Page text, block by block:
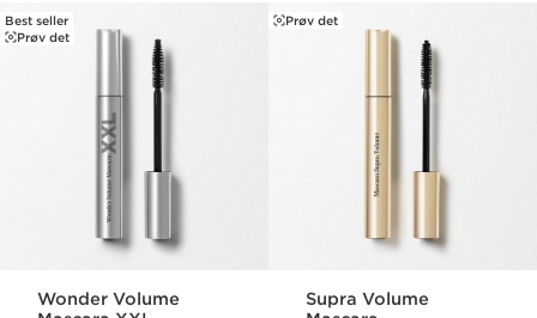
HOP TIL INDHOLD
Best seller
Prøv det
Wonder Volume
Prøv det
Supra Volume